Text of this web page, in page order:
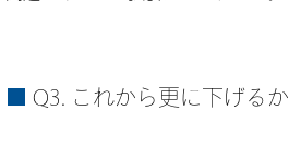
Q3. これから更に下げるか